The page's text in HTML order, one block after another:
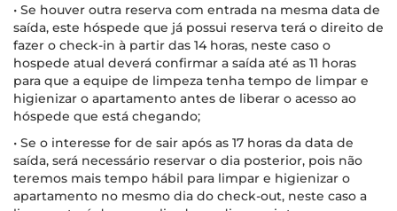
• Se houver outra reserva com entrada na mesma data de
saída, este hóspede que já possui reserva terá o direito de
fazer o check-in à partir das 14 horas, neste caso o
hospede atual deverá confirmar a saída até as 11 horas
para que a equipe de limpeza tenha tempo de limpar e
higienizar o apartamento antes de liberar o acesso ao
hóspede que está chegando;
• Se o interesse for de sair após as 17 horas da data de
saída, será necessário reservar o dia posterior, pois não
teremos mais tempo hábil para limpar e higienizar o
apartamento no mesmo dia do check-out, neste caso a